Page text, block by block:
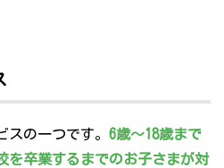
スの一つです。 6歳～18歳まで
を卒業するまでのお子さまが対